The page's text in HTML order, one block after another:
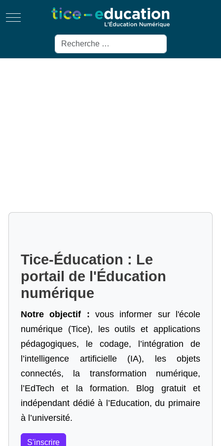
Mobile Menu Toggle
Rechercher
Tice-Éducation : Le
portail de l'Éducation
numérique
Notre objectif : vous informer sur l'école
numérique (Tice), les outils et applications
pédagogiques, le codage,
l’intégration de
l’intelligence artificielle (IA), les objets
connectés, la transformation numérique,
l’EdTech et la formation. Blog gratuit et
indépendant dédié à l’Education, du primaire
à l’université.
S'inscrire